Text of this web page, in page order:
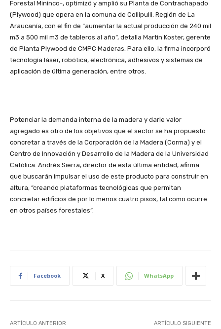
Forestal Mininco-, optimizó y amplió su Planta de Contrachapado
(Plywood) que opera en la comuna de Collipulli, Región de La
Araucanía, con el fin de “aumentar la actual producción de 240 mil
m3 a 500 mil m3 de tableros al año”, detalla Martin Koster, gerente
de Planta Plywood de CMPC Maderas. Para ello, la firma incorporó
tecnología láser, robótica, electrónica, adhesivos y sistemas de
aplicación de última generación, entre otros.
Potenciar la demanda interna de la madera y darle valor
agregado es otro de los objetivos que el sector se ha propuesto
concretar a través de la Corporación de la Madera (Corma) y el
Centro de Innovación y Desarrollo de la Madera de la Universidad
Católica. Andrés Sierra, director de esta última entidad, afirma
que buscarán impulsar el uso de este producto para construir en
altura, “creando plataformas tecnológicas que permitan
concretar edificios de por lo menos cuatro pisos, tal como ocurre
en otros países forestales”.
Facebook X WhatsApp
ARTÍCULO ANTERIOR ARTÍCULO SIGUIENTE